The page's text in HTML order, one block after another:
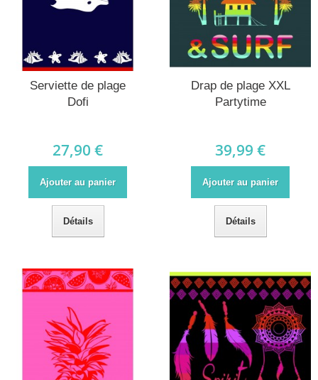
Serviette de plage
Dofi
27,90 €
Ajouter au panier
Détails
Drap de plage XXL
Partytime
39,99 €
Ajouter au panier
Détails